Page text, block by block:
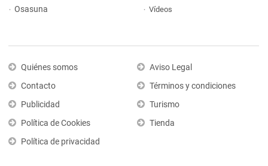
Osasuna
Vídeos
Quiénes somos
Contacto
Publicidad
Política de Cookies
Política de privacidad
Aviso Legal
Términos y condiciones
Turismo
Tienda